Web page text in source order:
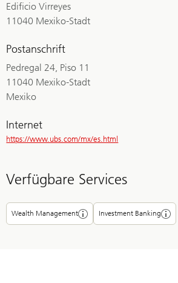
Edificio Virreyes
11040 Mexiko-Stadt
Postanschrift
Pedregal 24, Piso 11
11040 Mexiko-Stadt
Mexiko
Internet
https://www.ubs.com/mx/es.html
Verfügbare Services
Wealth Management Investment Banking